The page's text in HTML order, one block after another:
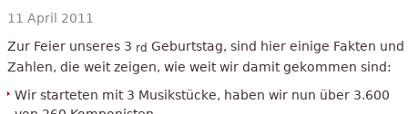
11 April 2011
Zur Feier unseres 3 rd Geburtstag, sind hier einige Fakten und
Zahlen, die weit zeigen, wie weit wir damit gekommen sind:
Wir starteten mit 3 Musikstücke, haben wir nun über 3.600